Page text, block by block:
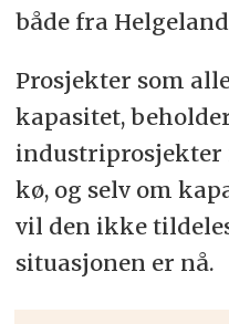
både fra
Prosjekter som
kapasitet,
industriprosjekter
kø, og selv om
vil den ikke
situasjonen er nå.